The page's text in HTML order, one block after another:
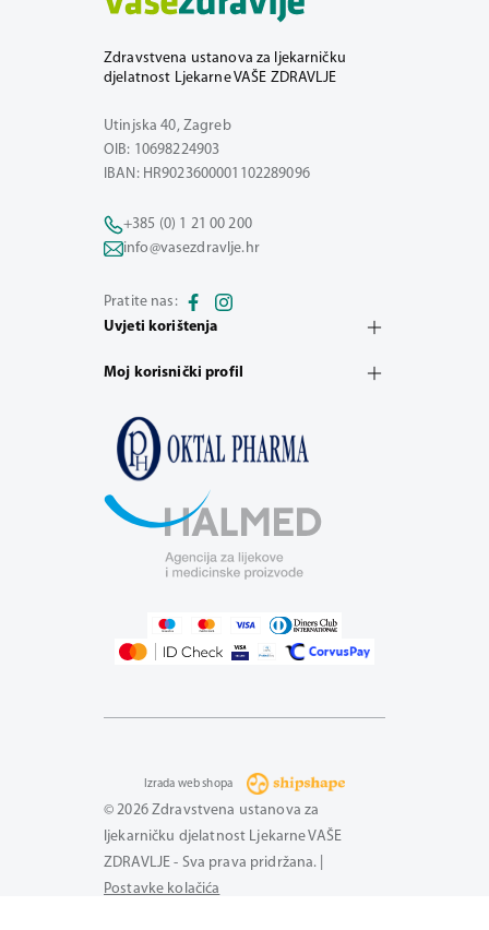
Zdravstvena ustanova za ljekarničku
djelatnost Ljekarne VAŠE ZDRAVLJE
Utinjska 40, Zagreb
OIB: 10698224903
IBAN: HR9023600001102289096
+385 (0) 1 21 00 200
info@vasezdravlje.hr
Pratite nas:
Uvjeti korištenja
Moj korisnički profil
© 2026 Zdravstvena ustanova za
ljekarničku djelatnost Ljekarne VAŠE
ZDRAVLJE - Sva prava pridržana. |
Postavke kolačića
Izrada web shopa